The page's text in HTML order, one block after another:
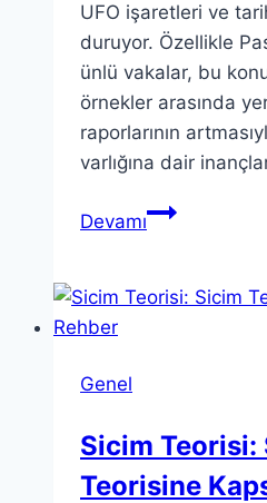
UFO işaretleri ve
duruyor. Özellikle
ünlü vakalar, bu
örnekler arasında
raporlarının
varlığına dair
DevamıUzaylıların
ettiğini
Genel
Sicim Teorisi:
Teorisine